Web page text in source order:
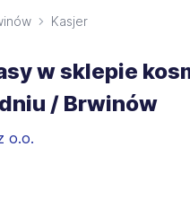
Kasjer
w sklepie
/ Brwinów
o.o.